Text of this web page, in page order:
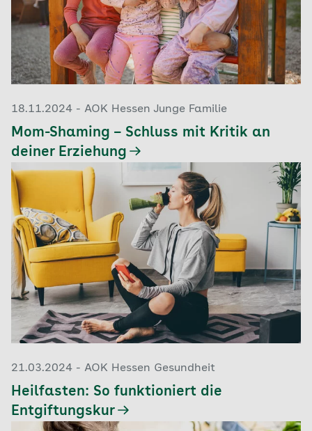
18.11.2024 - AOK Hessen Junge Familie
Mom-Shaming – Schluss mit Kritik an
deiner Erziehung
21.03.2024 - AOK Hessen Gesundheit
Heilfasten: So funktioniert die
Entgiftungskur